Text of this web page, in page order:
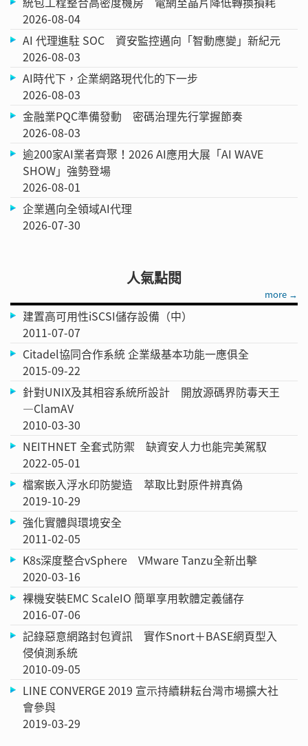
2026-08-04
AI 代理進駐 SOC 資安監控邁向「智動應變」新紀元
2026-08-03
AI時代下，企業網路現代化的下一步
2026-08-03
金融業PQC準備發動 密碼治理先行掌握節奏
2026-08-03
逾200家AI業者齊聚！2026 AI應用大展「AI WAVE
SHOW」強勢登場
2026-08-01
企業邁向全領域AI代理
2026-07-30
人氣點閱
more →
建置高可用性iSCSI儲存設備（中）
2011-07-07
Citadel協同合作系統 企業級基本功能一應俱全
2015-09-22
針對UNIX及其相容系統所設計 開放源碼界防毒天王
—ClamAV
2010-03-30
NEITHNET 全套式防禦 缺資安人力也能完美駕馭
2022-05-01
檔案嵌入浮水印防變造 萃取比對原件辨真偽
2019-10-29
強化實體與環境安全
2011-02-05
K8s深度整合vSphere VMware Tanzu全新出擊
2020-03-16
裸機安裝EMC ScaleIO 簡單享用軟體定義儲存
2016-07-06
記錄惡意網路封包資訊 實作Snort＋BASE網頁型入
侵偵測系統
2010-09-05
LINE CONVERGE 2019 宣示持續耕耘台灣市場擴大社
會參與
2019-03-29